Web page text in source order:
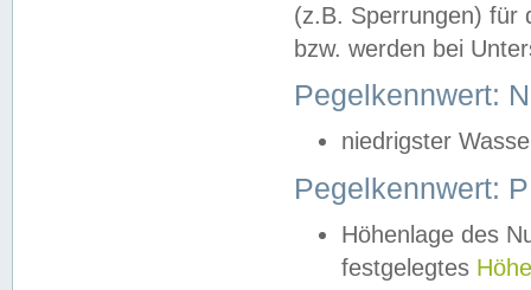
(z.B. Sperrungen) für
bzw. werden bei
Pegelkennwert:
niedrigster
Pegelkennwert:
Höhenlage des
festgelegtes